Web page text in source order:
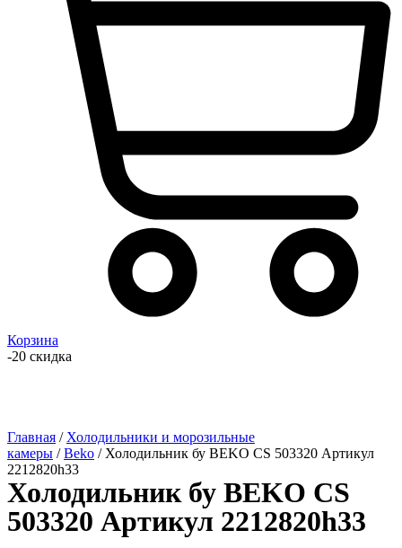
Корзина
-20 скидка
Главная / Холодильники и морозильные
камеры /Beko / Холодильник бу BEKO CS 503320 Артикул
2212820h33
Холодильник бу BEKO CS
503320 Артикул 2212820h33